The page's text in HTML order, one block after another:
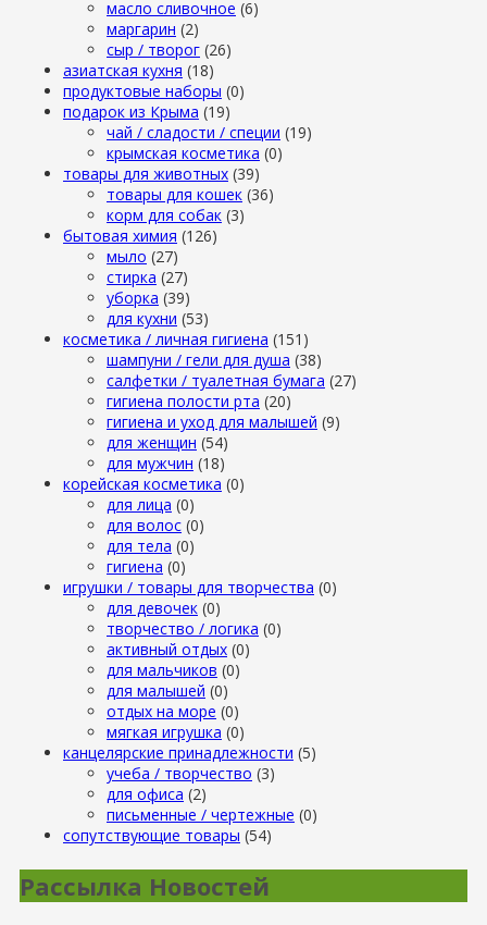
масло сливочное (6)
маргарин (2)
сыр / творог (26)
азиатская кухня (18)
продуктовые наборы (0)
подарок из Крыма (19)
чай / сладости / специи (19)
крымская косметика (0)
товары для животных (39)
товары для кошек (36)
корм для собак (3)
бытовая химия (126)
мыло (27)
стирка (27)
уборка (39)
для кухни (53)
косметика / личная гигиена (151)
шампуни / гели для душа (38)
салфетки / туалетная бумага (27)
гигиена полости рта (20)
гигиена и уход для малышей (9)
для женщин (54)
для мужчин (18)
корейская косметика (0)
для лица (0)
для волос (0)
для тела (0)
гигиена (0)
игрушки / товары для творчества (0)
для девочек (0)
творчество / логика (0)
активный отдых (0)
для мальчиков (0)
для малышей (0)
отдых на море (0)
мягкая игрушка (0)
канцелярские принадлежности (5)
учеба / творчество (3)
для офиса (2)
письменные / чертежные (0)
сопутствующие товары (54)
Рассылка Новостей